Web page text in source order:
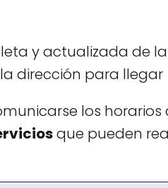
y actualizada de la
dirección para llegar
los horarios
que pueden